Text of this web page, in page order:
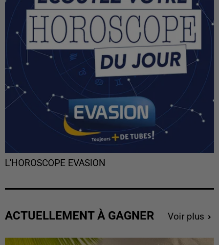
L'HOROSCOPE EVASION
ACTUELLEMENT À GAGNER Voir plus